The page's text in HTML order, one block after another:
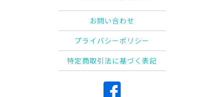
お問い合わせ
プライバシーポリシー
特定商取引法に基づく表記